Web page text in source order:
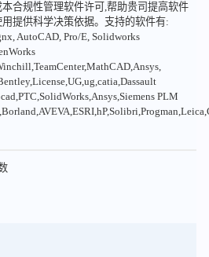
合规性管理软件许可,帮助贵司提高软件
提供科学决策依据。支持的软件有:
AutoCAD, Pro/E, Solidworks
PLM